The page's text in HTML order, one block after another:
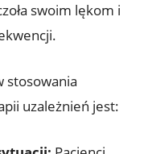
swoim ⁤lękom​ i
stosowania‍
uzależnień jest: